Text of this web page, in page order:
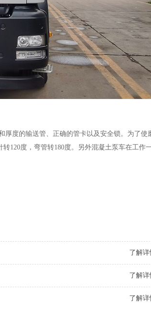
厚度的输送管、正确的管卡以及安全锁。为了使
转120度，弯管转180度。另外混凝土泵车在工作
了解详
了解详
了解详